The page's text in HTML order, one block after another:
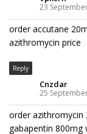
23
order accutane
azithromycin price
Reply
Cnzdar
25
order azithromycin
gabapentin